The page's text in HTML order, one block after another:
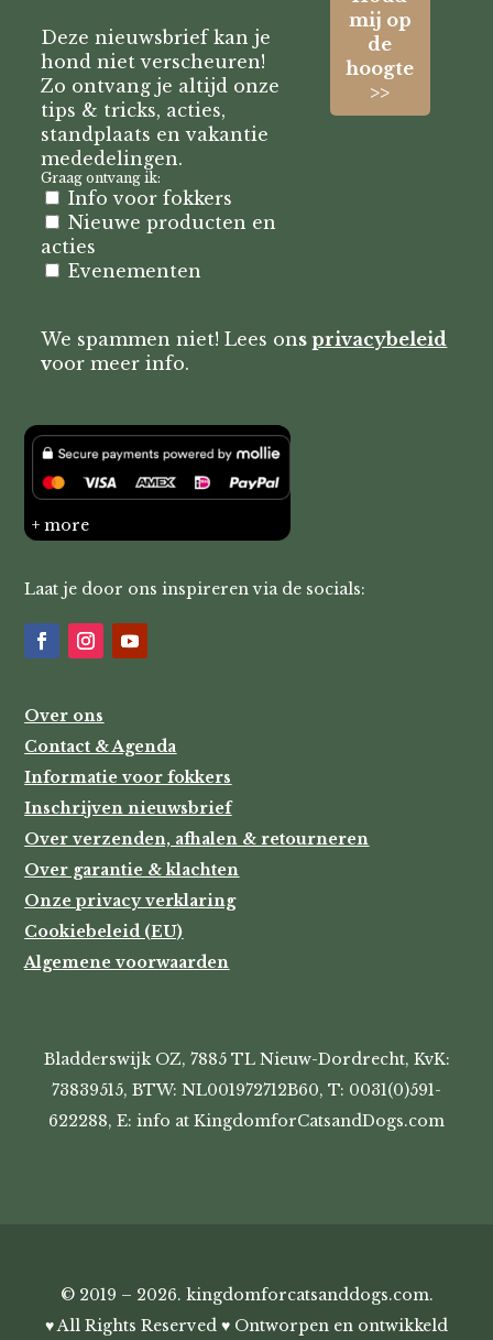
Deze nieuwsbrief kan je
hond niet verscheuren!
Zo ontvang je altijd onze
tips & tricks, acties,
standplaats en vakantie
mededelingen.
Graag ontvang ik:
Info voor fokkers
Nieuwe producten en
acties
Evenementen
We spammen niet! Lees onsprivacybeleid
voor meer info.
+ more
Laat je door ons inspireren via de socials:
Over ons
Contact & Agenda
Informatie voor fokkers
Inschrijven nieuwsbrief
Over verzenden, afhalen & retourneren
Over garantie & klachten
Onze privacy verklaring
Cookiebeleid (EU)
Algemene voorwaarden
Bladderswijk OZ, 7885 TL Nieuw-Dordrecht, KvK:
73839515, BTW: NL001972712B60, T: 0031(0)591-
622288, E: info at KingdomforCatsandDogs.com
© 2019 – 2026. kingdomforcatsanddogs.com.
♥ All Rights Reserved ♥ Ontworpen en ontwikkeld